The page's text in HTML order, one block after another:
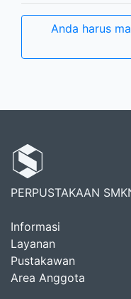
Anda harus
PERPUSTAKAAN
Informasi
Layanan
Pustakawan
Area Anggota